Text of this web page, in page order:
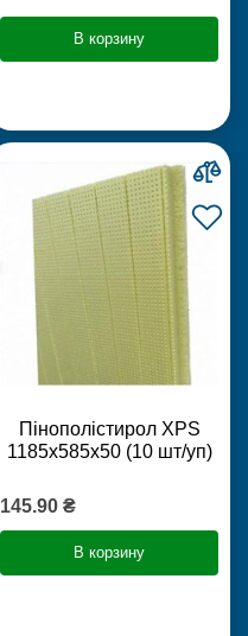
В корзину
Пінополістирол XPS
1185х585х50 (10 шт/уп)
145.90 ₴
В корзину